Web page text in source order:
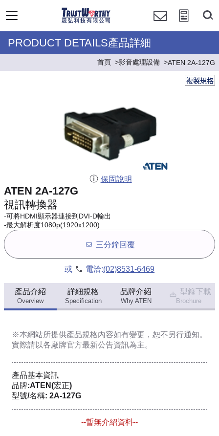
PRODUCT DETAILS產品詳細
首頁 影音處理設備 ATEN 2A-127G
複製規格
保固說明
ATEN 2A-127G
視訊轉換器
-可將HDMI顯示器連接到DVI-D輸出
-最大解析度1080p(1920x1200)
三分鐘回覆
或 電洽:(02)8531-6469
產品介紹
Overview
詳細規格
Specification
品牌介紹
Why ATEN
型錄下載
Brochure
※本網站所提供產品規格內容如有變更，恕不另行通知。
實際請以各廠牌官方最新公告資訊為主。
產品基本資訊
品牌:ATEN(宏正)
型號/名稱: 2A-127G
--暫無介紹資料--